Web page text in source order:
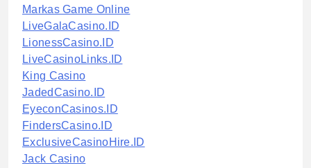
Markas Game Online
LiveGalaCasino.ID
LionessCasino.ID
LiveCasinoLinks.ID
King Casino
JadedCasino.ID
EyeconCasinos.ID
FindersCasino.ID
ExclusiveCasinoHire.ID
Jack Casino